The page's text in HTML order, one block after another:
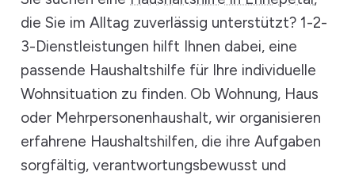
die Sie im Alltag zuverlässig unterstützt? 1-2-
3-Dienstleistungen hilft Ihnen dabei, eine
passende Haushaltshilfe für Ihre individuelle
Wohnsituation zu finden. Ob Wohnung, Haus
oder Mehrpersonenhaushalt, wir organisieren
erfahrene Haushaltshilfen, die ihre Aufgaben
sorgfältig, verantwortungsbewusst und